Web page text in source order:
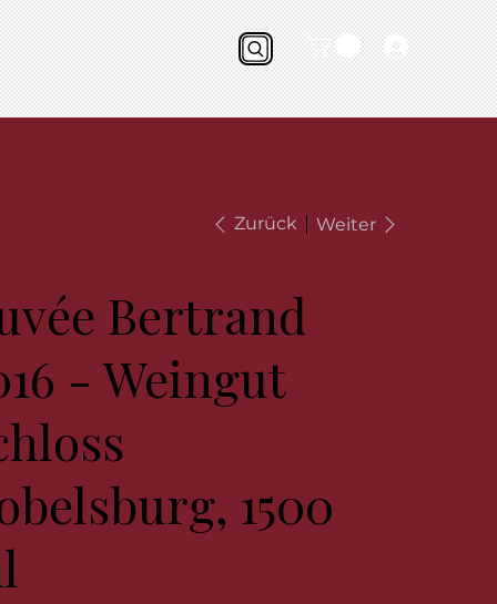
Zurück Weiter
Bertrand
- Weingut
1500